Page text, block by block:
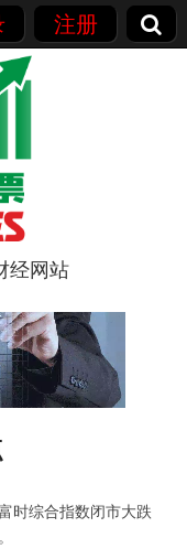
注册
经网站
时综合指数闭市大跌